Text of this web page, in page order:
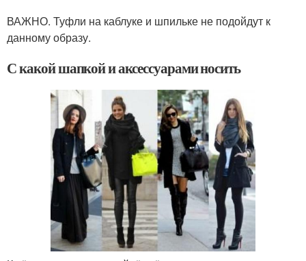
ВАЖНО. Туфли на каблуке и шпильке не подойдут к
данному образу.
С какой шапкой и аксессуарами носить